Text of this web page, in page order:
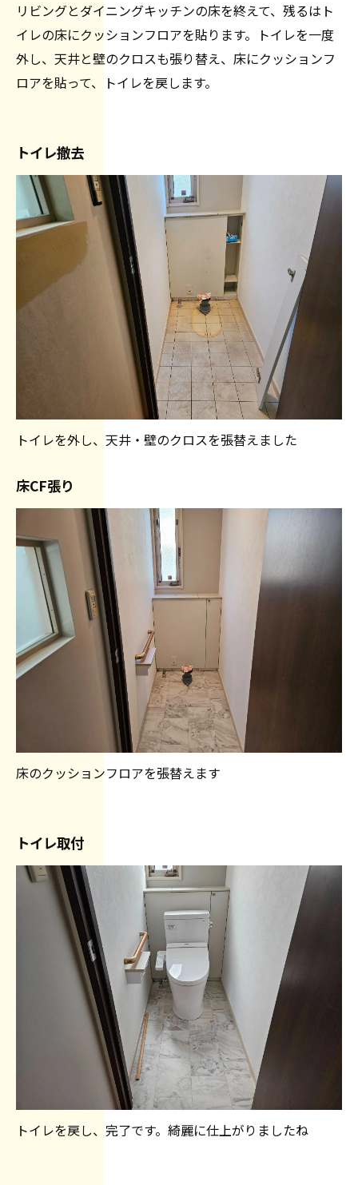
リビングとダイニングキッチンの床を終えて、残るはト
イレの床にクッションフロアを貼ります。トイレを一度
外し、天井と壁のクロスも張り替え、床にクッションフ
ロアを貼って、トイレを戻します。
トイレ撤去
トイレを外し、天井・壁のクロスを張替えました
床CF張り
床のクッションフロアを張替えます
トイレ取付
トイレを戻し、完了です。綺麗に仕上がりましたね